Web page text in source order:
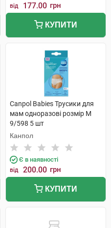
від 177.00 грн
КУПИТИ
Canpol Babies Трусики для
мам одноразові розмір M
9/598 5 шт
Канпол
Є в наявності
від 200.00 грн
КУПИТИ